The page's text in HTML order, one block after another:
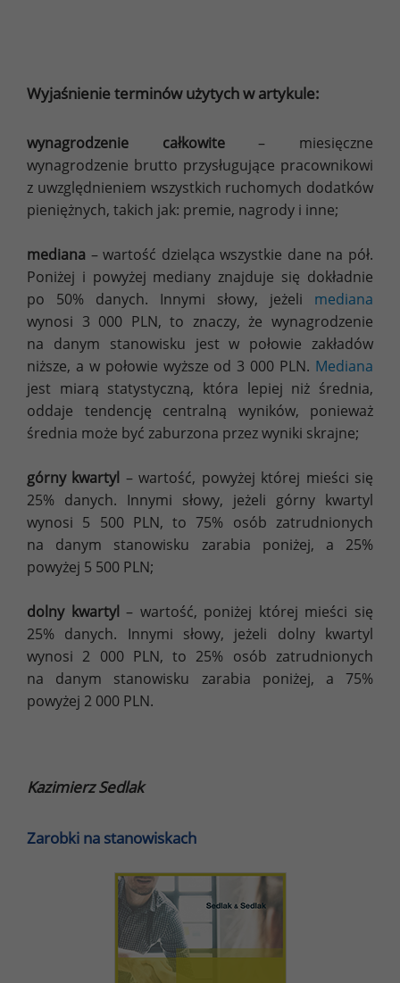
Wyjaśnienie terminów użytych w artykule:
wynagrodzenie całkowite– miesięczne
wynagrodzenie brutto przysługujące pracownikowi
z uwzględnieniem wszystkich ruchomych dodatków
pieniężnych, takich jak: premie, nagrody i inne;
mediana – wartość dzieląca wszystkie dane na pół.
Poniżej i powyżej mediany znajduje się dokładnie
po 50% danych. Innymi słowy, jeżeli mediana
wynosi 3 000 PLN, to znaczy, że wynagrodzenie
na danym stanowisku jest w połowie zakładów
niższe, a w połowie wyższe od 3 000 PLN. Mediana
jest miarą statystyczną, która lepiej niż średnia,
oddaje tendencję centralną wyników, ponieważ
średnia może być zaburzona przez wyniki skrajne;
górny kwartyl – wartość, powyżej której mieści się
25% danych. Innymi słowy, jeżeli górny kwartyl
wynosi 5 500 PLN, to 75% osób zatrudnionych
na danym stanowisku zarabia poniżej, a 25%
powyżej 5 500 PLN;
dolny kwartyl – wartość, poniżej której mieści się
25% danych. Innymi słowy, jeżeli dolny kwartyl
wynosi 2 000 PLN, to 25% osób zatrudnionych
na danym stanowisku zarabia poniżej, a 75%
powyżej 2 000 PLN.
Kazimierz Sedlak
Zarobki na stanowiskach